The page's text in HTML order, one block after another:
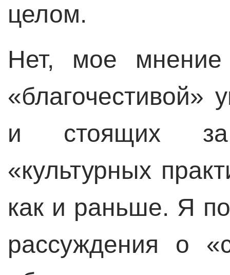
целом.
Нет, мое
и стоящих
«культурных
как и раньше. Я
рассуждения о